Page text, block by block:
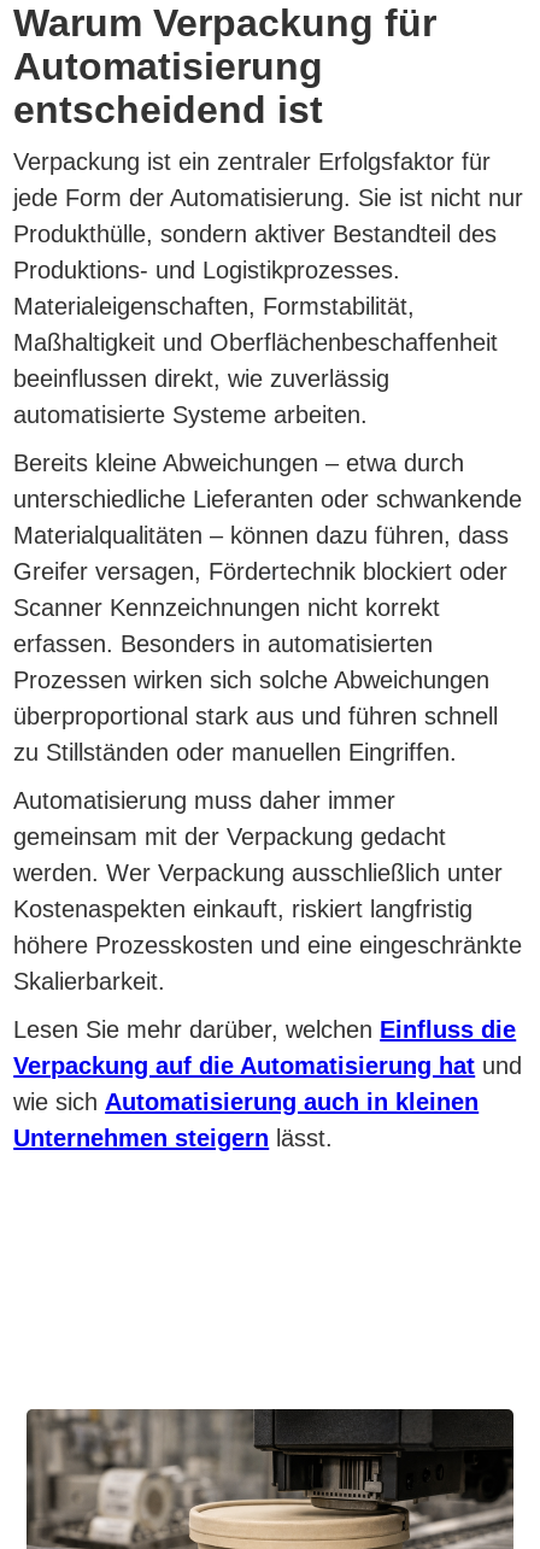
Warum Verpackung für
Automatisierung
entscheidend ist
Verpackung ist ein zentraler Erfolgsfaktor für
jede Form der Automatisierung. Sie ist nicht nur
Produkthülle, sondern aktiver Bestandteil des
Produktions- und Logistikprozesses.
Materialeigenschaften, Formstabilität,
Maßhaltigkeit und Oberflächenbeschaffenheit
beeinflussen direkt, wie zuverlässig
automatisierte Systeme arbeiten.
Bereits kleine Abweichungen – etwa durch
unterschiedliche Lieferanten oder schwankende
Materialqualitäten – können dazu führen, dass
Greifer versagen, Fördertechnik blockiert oder
Scanner Kennzeichnungen nicht korrekt
erfassen. Besonders in automatisierten
Prozessen wirken sich solche Abweichungen
überproportional stark aus und führen schnell
zu Stillständen oder manuellen Eingriffen.
Automatisierung muss daher immer
gemeinsam mit der Verpackung gedacht
werden. Wer Verpackung ausschließlich unter
Kostenaspekten einkauft, riskiert langfristig
höhere Prozesskosten und eine eingeschränkte
Skalierbarkeit.
Lesen Sie mehr darüber, welchen Einfluss die
Verpackung auf die Automatisierung hat und
wie sich Automatisierung auch in kleinen
Unternehmen steigern lässt.